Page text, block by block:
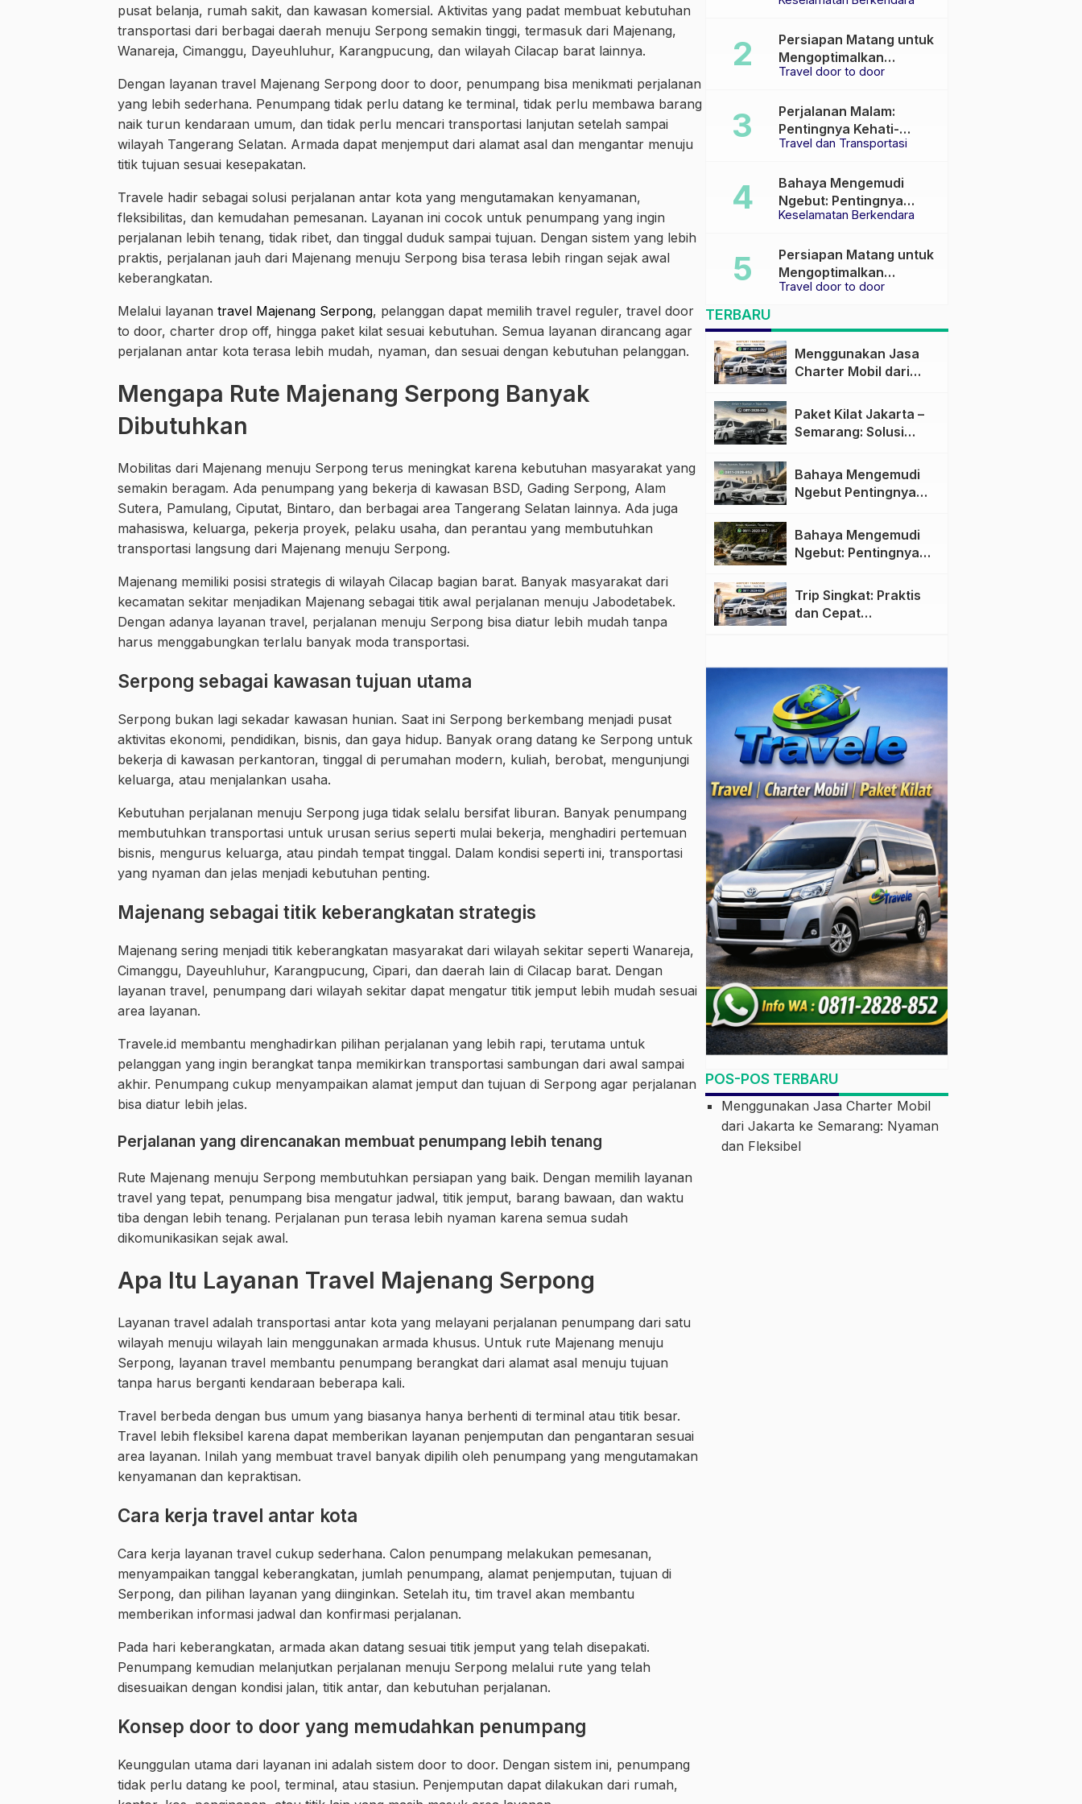
pusat belanja, rumah sakit, dan kawasan komersial. Aktivitas yang padat membuat kebutuhan
transportasi dari berbagai daerah menuju Serpong semakin tinggi, termasuk dari Majenang,
Wanareja, Cimanggu, Dayeuhluhur, Karangpucung, dan wilayah Cilacap barat lainnya.
Dengan layanan travel Majenang Serpong door to door, penumpang bisa menikmati perjalanan
yang lebih sederhana. Penumpang tidak perlu datang ke terminal, tidak perlu membawa barang
naik turun kendaraan umum, dan tidak perlu mencari transportasi lanjutan setelah sampai
wilayah Tangerang Selatan. Armada dapat menjemput dari alamat asal dan mengantar menuju
titik tujuan sesuai kesepakatan.
Travele hadir sebagai solusi perjalanan antar kota yang mengutamakan kenyamanan,
fleksibilitas, dan kemudahan pemesanan. Layanan ini cocok untuk penumpang yang ingin
perjalanan lebih tenang, tidak ribet, dan tinggal duduk sampai tujuan. Dengan sistem yang lebih
praktis, perjalanan jauh dari Majenang menuju Serpong bisa terasa lebih ringan sejak awal
keberangkatan.
Melalui layanan travel Majenang Serpong, pelanggan dapat memilih travel reguler, travel door
to door, charter drop off, hingga paket kilat sesuai kebutuhan. Semua layanan dirancang agar
perjalanan antar kota terasa lebih mudah, nyaman, dan sesuai dengan kebutuhan pelanggan.
Mengapa Rute Majenang Serpong Banyak
Dibutuhkan
Mobilitas dari Majenang menuju Serpong terus meningkat karena kebutuhan masyarakat yang
semakin beragam. Ada penumpang yang bekerja di kawasan BSD, Gading Serpong, Alam
Sutera, Pamulang, Ciputat, Bintaro, dan berbagai area Tangerang Selatan lainnya. Ada juga
mahasiswa, keluarga, pekerja proyek, pelaku usaha, dan perantau yang membutuhkan
transportasi langsung dari Majenang menuju Serpong.
Majenang memiliki posisi strategis di wilayah Cilacap bagian barat. Banyak masyarakat dari
kecamatan sekitar menjadikan Majenang sebagai titik awal perjalanan menuju Jabodetabek.
Dengan adanya layanan travel, perjalanan menuju Serpong bisa diatur lebih mudah tanpa
harus menggabungkan terlalu banyak moda transportasi.
Serpong sebagai kawasan tujuan utama
Serpong bukan lagi sekadar kawasan hunian. Saat ini Serpong berkembang menjadi pusat
aktivitas ekonomi, pendidikan, bisnis, dan gaya hidup. Banyak orang datang ke Serpong untuk
bekerja di kawasan perkantoran, tinggal di perumahan modern, kuliah, berobat, mengunjungi
keluarga, atau menjalankan usaha.
Kebutuhan perjalanan menuju Serpong juga tidak selalu bersifat liburan. Banyak penumpang
membutuhkan transportasi untuk urusan serius seperti mulai bekerja, menghadiri pertemuan
bisnis, mengurus keluarga, atau pindah tempat tinggal. Dalam kondisi seperti ini, transportasi
yang nyaman dan jelas menjadi kebutuhan penting.
Majenang sebagai titik keberangkatan strategis
Majenang sering menjadi titik keberangkatan masyarakat dari wilayah sekitar seperti Wanareja,
Cimanggu, Dayeuhluhur, Karangpucung, Cipari, dan daerah lain di Cilacap barat. Dengan
layanan travel, penumpang dari wilayah sekitar dapat mengatur titik jemput lebih mudah sesuai
area layanan.
Travele.id membantu menghadirkan pilihan perjalanan yang lebih rapi, terutama untuk
pelanggan yang ingin berangkat tanpa memikirkan transportasi sambungan dari awal sampai
akhir. Penumpang cukup menyampaikan alamat jemput dan tujuan di Serpong agar perjalanan
bisa diatur lebih jelas.
Perjalanan yang direncanakan membuat penumpang lebih tenang
Rute Majenang menuju Serpong membutuhkan persiapan yang baik. Dengan memilih layanan
travel yang tepat, penumpang bisa mengatur jadwal, titik jemput, barang bawaan, dan waktu
tiba dengan lebih tenang. Perjalanan pun terasa lebih nyaman karena semua sudah
dikomunikasikan sejak awal.
Apa Itu Layanan Travel Majenang Serpong
Layanan travel adalah transportasi antar kota yang melayani perjalanan penumpang dari satu
wilayah menuju wilayah lain menggunakan armada khusus. Untuk rute Majenang menuju
Serpong, layanan travel membantu penumpang berangkat dari alamat asal menuju tujuan
tanpa harus berganti kendaraan beberapa kali.
Travel berbeda dengan bus umum yang biasanya hanya berhenti di terminal atau titik besar.
Travel lebih fleksibel karena dapat memberikan layanan penjemputan dan pengantaran sesuai
area layanan. Inilah yang membuat travel banyak dipilih oleh penumpang yang mengutamakan
kenyamanan dan kepraktisan.
Cara kerja travel antar kota
Cara kerja layanan travel cukup sederhana. Calon penumpang melakukan pemesanan,
menyampaikan tanggal keberangkatan, jumlah penumpang, alamat penjemputan, tujuan di
Serpong, dan pilihan layanan yang diinginkan. Setelah itu, tim travel akan membantu
memberikan informasi jadwal dan konfirmasi perjalanan.
Pada hari keberangkatan, armada akan datang sesuai titik jemput yang telah disepakati.
Penumpang kemudian melanjutkan perjalanan menuju Serpong melalui rute yang telah
disesuaikan dengan kondisi jalan, titik antar, dan kebutuhan perjalanan.
Konsep door to door yang memudahkan penumpang
Keunggulan utama dari layanan ini adalah sistem door to door. Dengan sistem ini, penumpang
tidak perlu datang ke pool, terminal, atau stasiun. Penjemputan dapat dilakukan dari rumah,
Travel door to door
Persiapan Matang untuk
Mengoptimalkan
Pengalaman Travel
Travel dan Transportasi
Perjalanan Malam:
Pentingnya Kehati-
hatian dan Pemilihan
Keselamatan Berkendara
Bahaya Mengemudi
Ngebut: Pentingnya
Keselamatan di Jalan
Travel door to door
Persiapan Matang untuk
Mengoptimalkan
Pengalaman Travel
TERBARU
Menggunakan Jasa
Charter Mobil dari
Nyaman dan Fleksibel
Paket Kilat Jakarta –
Semarang: Solusi
Efisien
Bahaya Mengemudi
Ngebut Pentingnya
raya
Bahaya Mengemudi
Ngebut: Pentingnya
Trip Singkat: Praktis
dan Cepat
POS-POS TERBARU
Menggunakan Jasa Charter Mobil
dari Jakarta ke Semarang: Nyaman
dan Fleksibel